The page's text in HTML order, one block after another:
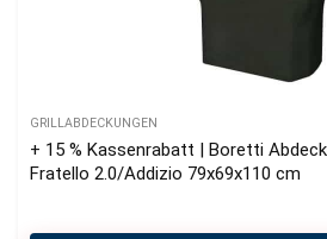
GRILLABDECKUNGEN
+ 15 % Kassenrabatt | Boretti
Fratello 2.0/Addizio 79x69x110 cm